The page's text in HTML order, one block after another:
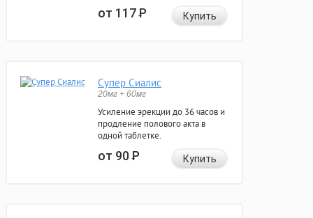
от 117Р Купить
Супер Сиалис
20мг + 60мг
Усиление эрекции до 36 часов и
продление полового акта в
одной таблетке.
от 90Р Купить